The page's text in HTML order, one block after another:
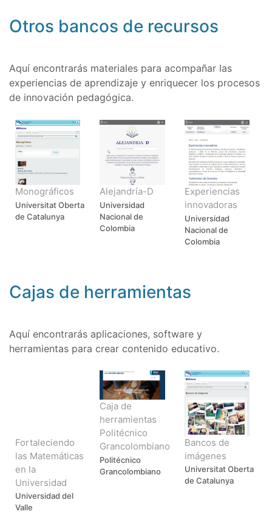
Otros bancos de recursos
Aquí encontrarás materiales para acompañar las
experiencias de aprendizaje y enriquecer los procesos
de innovación pedagógica.
Monográficos
Universitat Oberta
de Catalunya
Alejandría-D
Universidad
Nacional de
Colombia
Experiencias
innovadoras
Universidad
Nacional de
Colombia
Cajas de herramientas
Aquí encontrarás aplicaciones, software y
herramientas para crear contenido educativo.
Fortaleciendo
las Matemáticas
en la
Universidad
Universidad del
Valle
Caja de
herramientas
Politécnico
Grancolombiano
Politécnico
Grancolombiano
Bancos de
imágenes
Universitat Oberta
de Catalunya